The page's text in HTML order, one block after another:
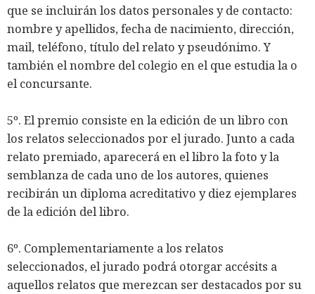
que se incluirán los datos personales y de contacto:
nombre y apellidos, fecha de nacimiento, dirección,
mail, teléfono, título del relato y pseudónimo. Y
también el nombre del colegio en el que estudia la o
el concursante.
5º. El premio consiste en la edición de un libro con
los relatos seleccionados por el jurado. Junto a cada
relato premiado, aparecerá en el libro la foto y la
semblanza de cada uno de los autores, quienes
recibirán un diploma acreditativo y diez ejemplares
de la edición del libro.
6º. Complementariamente a los relatos
seleccionados, el jurado podrá otorgar accésits a
aquellos relatos que merezcan ser destacados por su